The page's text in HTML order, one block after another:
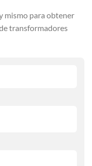
mismo para obtener
transformadores